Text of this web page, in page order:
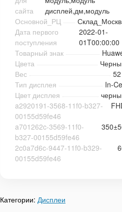
сайта
дисплей,дм,модуль
Основной_РЦ
Дата первого
поступления
2022-01-
01T00:00:00
Товарный знак
Цвета
Вес
52
Тип дисплея
In-
Цвет дисплея
a2920191-3568-11f0-b327-
00155d59fe46
a701262c-3569-11f0-
b327-00155d59fe46
2c0a7d6c-9447-11f0-b329-
00155d59fe46
Категории: Дисплеи